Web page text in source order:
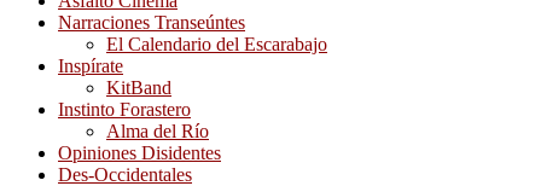
Narraciones Transeúntes
El Calendario del Escarabajo
Inspírate
KitBand
Instinto Forastero
Alma del Río
Opiniones Disidentes
Des-Occidentales